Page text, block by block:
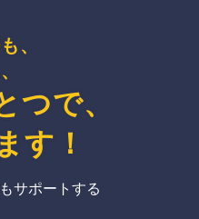
、
つで、
す ！
サポートする